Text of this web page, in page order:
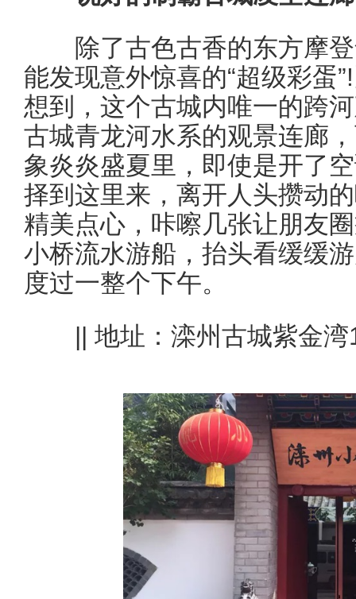
除了古色古香的东方摩登
能发现意外惊喜的“超级彩蛋
想到，这个古城内唯一的跨
古城青龙河水系的观景连廊
象炎炎盛夏里，即使是开了
择到这里来，离开人头攒动
精美点心，咔嚓几张让朋友
小桥流水游船，抬头看缓缓
度过一整个下午。
|| 地址：滦州古城紫金湾